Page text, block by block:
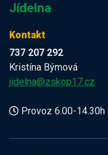
Jídelna
Kontakt
737 207 292
Kristína Býmová
jidelna@zskop17.cz
Provoz 6.00-14.30h